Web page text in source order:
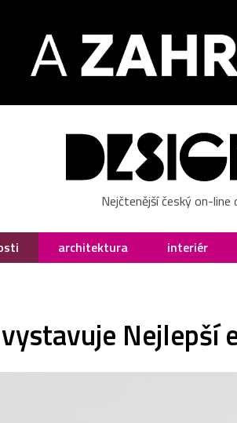
Nejčtenější český on-
architektura interiér
Nejlepší